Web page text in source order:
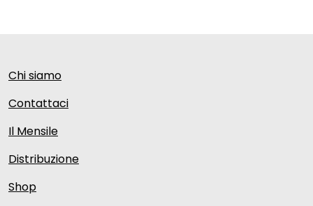
Chi siamo
Contattaci
Il Mensile
Distribuzione
Shop